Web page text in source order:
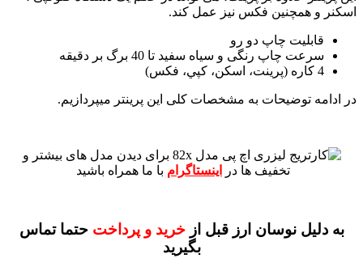
اسکنر و همچنین فکس نیز عمل کند.
قابلیت چاپ دو رو
سرعت چاپ رنگی و سیاه سفید تا 40 برگ بر دقیقه
4 کاره (پرينت، اسکن، کپي، فکس)
در ادامه توضیحات به مشخصات کلی این پرینتر میپردازیم.
برای دیدن مدل های بیشتر و
تخفیف ها در
اینستاگرام با ما همراه باشید
به دلیل نوسان ارز قبل از خرید و پرداختحتما تماس
بگیرید